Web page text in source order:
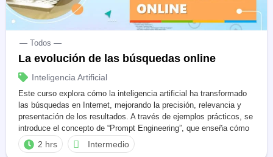
— Todos —
La evolución de las búsquedas online
Inteligencia Artificial
Este curso explora cómo la inteligencia artificial ha transformado
las búsquedas en Internet, mejorando la precisión, relevancia y
presentación de los resultados. A través de ejemplos prácticos, se
introduce el concepto de “Prompt Engineering”, que enseña cómo
formular preguntas o instrucciones efectivas para optimizar las
respuestas de la IA. Los participantes aprenderán a utilizar
2 hrs Intermedio